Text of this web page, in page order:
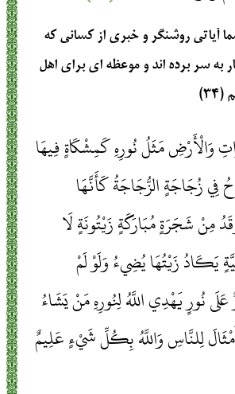
آياتى روشنگر و خبرى از كسانى كه
به سر برده‏ اند و موعظه‏ اى براى اهل
وَالْأَرْضِ مَثَلُ نُورِهِ كَمِشْكَاةٍ فِيهَا
فِي زُجَاجَةٍ الزُّجَاجَةُ كَأَنَّهَا
شَجَرَةٍ مُبَارَكَةٍ زَيْتُونَةٍ لَا
يَكَادُ زَيْتُهَا يُضِيءُ وَلَوْ لَمْ
نُورٍ يَهْدِي اللَّهُ لِنُورِهِ مَنْ يَشَاءُ
لِلنَّاسِ وَاللَّهُ بِكُلِّ شَيْءٍ عَلِيمٌ